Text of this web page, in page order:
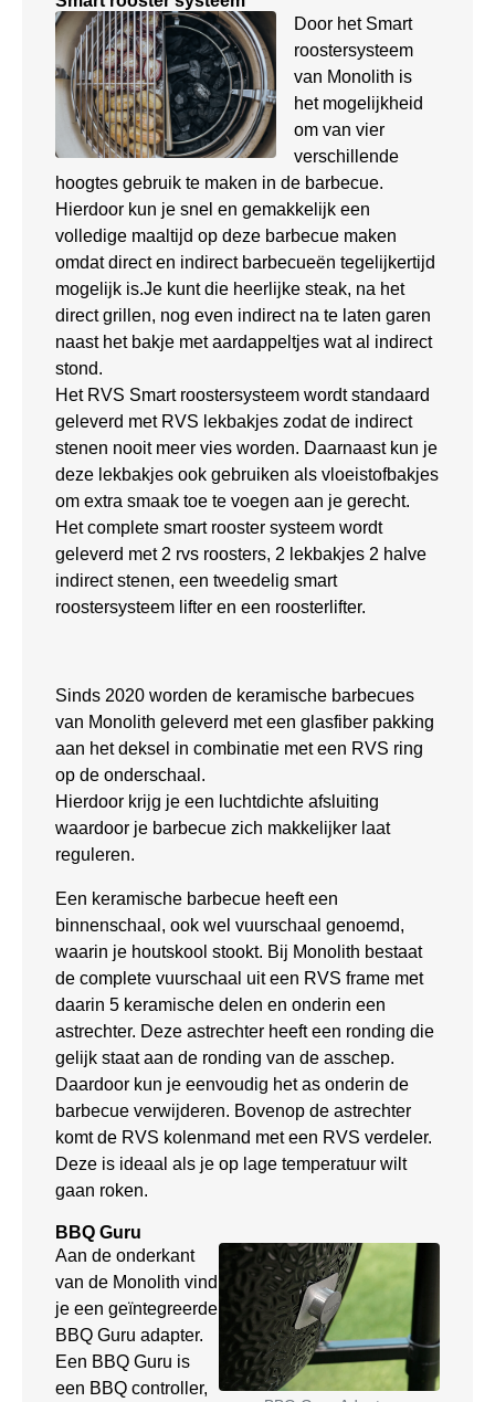
Door het Smart
roostersysteem
van Monolith is
het mogelijkheid
om van vier
verschillende
hoogtes gebruik te maken in de barbecue.
Hierdoor kun je snel en gemakkelijk een
volledige maaltijd op deze barbecue maken
omdat direct en indirect barbecueën tegelijkertijd
mogelijk is.Je kunt die heerlijke steak, na het
direct grillen, nog even indirect na te laten garen
naast het bakje met aardappeltjes wat al indirect
stond.
Het RVS Smart roostersysteem wordt standaard
geleverd met RVS lekbakjes zodat de indirect
stenen nooit meer vies worden. Daarnaast kun je
deze lekbakjes ook gebruiken als vloeistofbakjes
om extra smaak toe te voegen aan je gerecht.
Het complete smart rooster systeem wordt
geleverd met 2 rvs roosters, 2 lekbakjes 2 halve
indirect stenen, een tweedelig smart
roostersysteem lifter en een roosterlifter.
Sinds 2020 worden de keramische barbecues
van Monolith geleverd met een glasfiber pakking
aan het deksel in combinatie met een RVS ring
op de onderschaal.
Hierdoor krijg je een luchtdichte afsluiting
waardoor je barbecue zich makkelijker laat
reguleren.
Een keramische barbecue heeft een
binnenschaal, ook wel vuurschaal genoemd,
waarin je houtskool stookt. Bij Monolith bestaat
de complete vuurschaal uit een RVS frame met
daarin 5 keramische delen en onderin een
astrechter. Deze astrechter heeft een ronding die
gelijk staat aan de ronding van de asschep.
Daardoor kun je eenvoudig het as onderin de
barbecue verwijderen. Bovenop de astrechter
komt de RVS kolenmand met een RVS verdeler.
Deze is ideaal als je op lage temperatuur wilt
gaan roken.
BBQ Guru
Aan de onderkant
van de Monolith vind
je een geïntegreerde
BBQ Guru adapter.
Een BBQ Guru is
een BBQ controller,